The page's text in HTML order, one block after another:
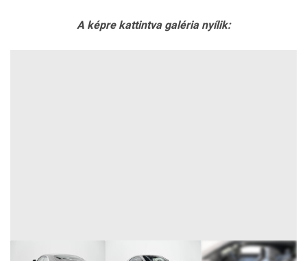
A képre kattintva galéria nyílik: